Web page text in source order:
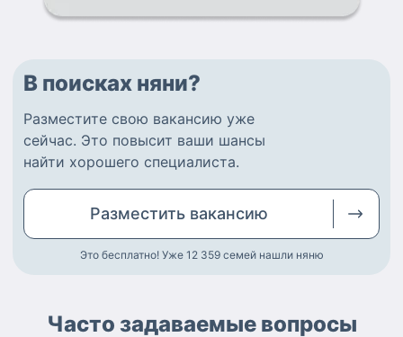
В поисках няни?
Разместите свою вакансию уже
сейчас. Это повысит ваши шансы
найти хорошего специалиста.
Разместить вакансию
Это бесплатно! Уже 12 359 семей нашли няню
Часто задаваемые вопросы